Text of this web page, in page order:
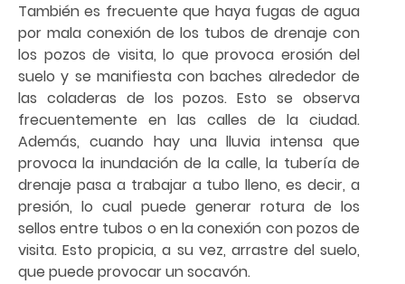
También es frecuente que haya fugas de agua
por mala conexión de los tubos de drenaje con
los pozos de visita, lo que provoca erosión del
suelo y se manifiesta con baches alrededor de
las coladeras de los pozos. Esto se observa
frecuentemente en las calles de la ciudad.
Además, cuando hay una lluvia intensa que
provoca la inundación de la calle, la tubería de
drenaje pasa a trabajar a tubo lleno, es decir, a
presión, lo cual puede generar rotura de los
sellos entre tubos o en la conexión con pozos de
visita. Esto propicia, a su vez, arrastre del suelo,
que puede provocar un socavón.